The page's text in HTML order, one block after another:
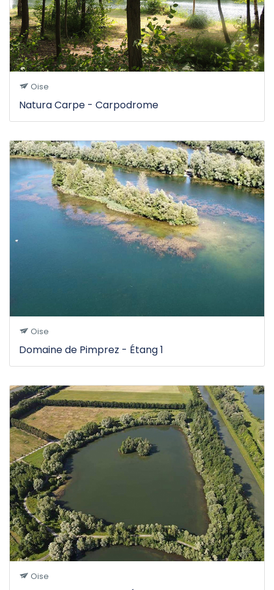
Oise
Natura Carpe - Carpodrome
Oise
Domaine de Pimprez - Étang 1
Oise